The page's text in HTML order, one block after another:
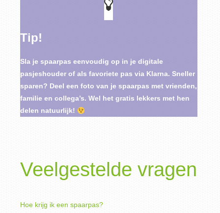
Tip!
Sla je spaarpas eenvoudig op in je digitale
pasjeshouder of als favoriete pas via Klarna. Sneller
sparen? Deel een foto van je spaarpas met vrienden,
familie en collega’s. Wel het gratis lekkers met hen
delen natuurlijk!
Veelgestelde vragen
Hoe krijg ik een spaarpas?